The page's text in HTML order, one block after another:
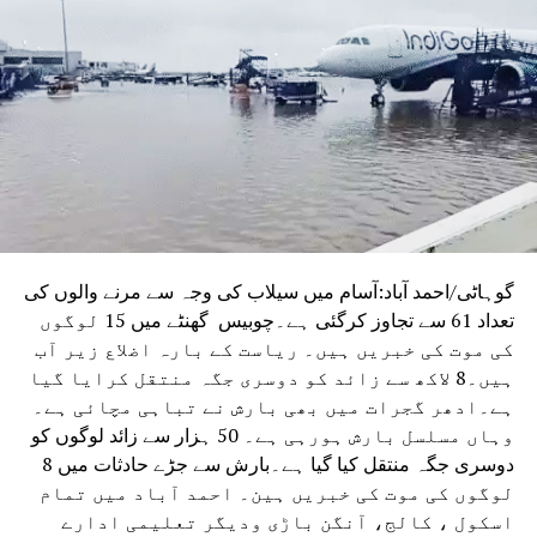
شالا-کمال مولہ مسجد کمپلیکس دراصل دیوی سرسوتی کا
مندر ہے۔ اسی فیصلے میں عدالت نے آثارِ قدیمہ کے سروے آف
انڈیا (اے ایس آئی) کے کئی دہائیوں پرانے اس حکم کو بھی
منسوخ کر دیا تھا، جس کے تحت مسلم برادری کو اس مقام پر
جمعہ کی نماز ادا کرنے کی اجازت حاصل تھی۔
گوہاٹی/احمد آباد:آسام میں سیلاب کی وجہ سے مرنے والوں کی
تعداد 61 سے تجاوز کرگئی ہے۔چوبیس گھنٹے میں 15 لوگوں
کی موت کی خبریں ہیں۔ ریاست کے بارہ اضلاع زیر آب
ہیں۔8 لاکھ سے زائد کو دوسری جگہ منتقل کرایا گیا
ہے۔ادھر گجرات میں بھی بارش نے تباہی مچائی ہے۔
وہاں مسلسل بارش ہورہی ہے۔ 50 ہزار سے زائد لوگوں کو
دوسری جگہ منتقل کیا گیا ہے۔بارش سے جڑے حادثات میں 8
لوگوں کی موت کی خبریں ہین۔ احمد آباد میں تمام
اسکول ، کالج، آنگن باڑی ودیگر تعلیمی ادارے